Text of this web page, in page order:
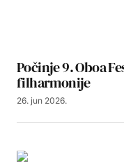
Počinje 9. Oboa
filharmonije
26. jun 2026.